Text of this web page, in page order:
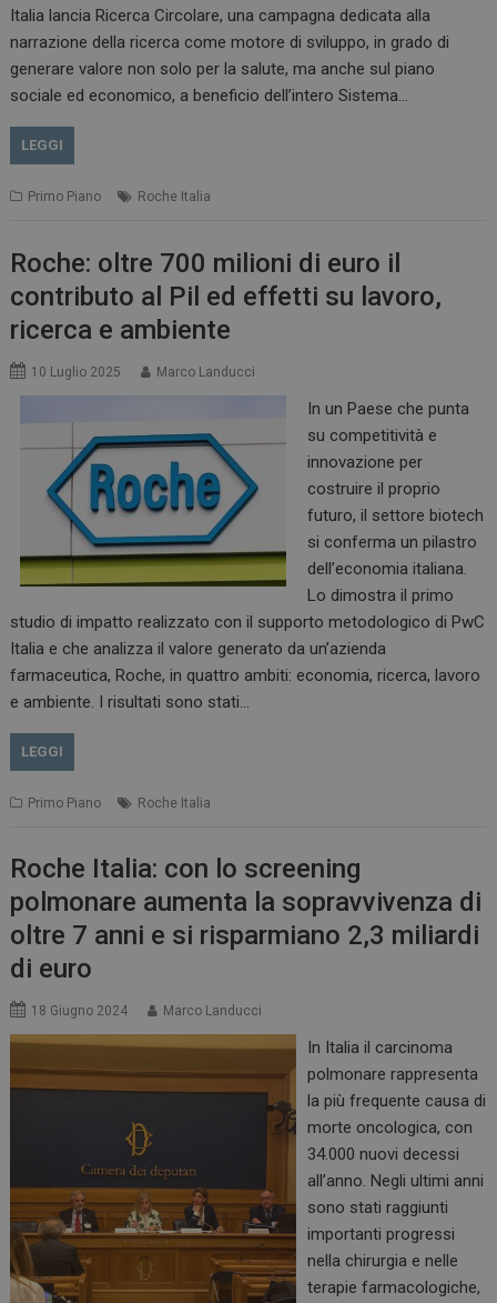
Italia lancia Ricerca Circolare, una campagna dedicata alla
narrazione della ricerca come motore di sviluppo, in grado di
generare valore non solo per la salute, ma anche sul piano
sociale ed economico, a beneficio dell’intero Sistema…
LEGGI
Primo Piano Roche Italia
Roche: oltre 700 milioni di euro il
contributo al Pil ed effetti su lavoro,
ricerca e ambiente
10 Luglio 2025 Marco Landucci
In un Paese che punta
su competitività e
innovazione per
costruire il proprio
futuro, il settore biotech
si conferma un pilastro
dell’economia italiana.
Lo dimostra il primo
studio di impatto realizzato con il supporto metodologico di PwC
Italia e che analizza il valore generato da un’azienda
farmaceutica, Roche, in quattro ambiti: economia, ricerca, lavoro
e ambiente. I risultati sono stati…
LEGGI
Primo Piano Roche Italia
Roche Italia: con lo screening
polmonare aumenta la sopravvivenza di
oltre 7 anni e si risparmiano 2,3 miliardi
di euro
18 Giugno 2024 Marco Landucci
In Italia il carcinoma
polmonare rappresenta
la più frequente causa di
morte oncologica, con
34.000 nuovi decessi
all’anno. Negli ultimi anni
sono stati raggiunti
importanti progressi
nella chirurgia e nelle
terapie farmacologiche,